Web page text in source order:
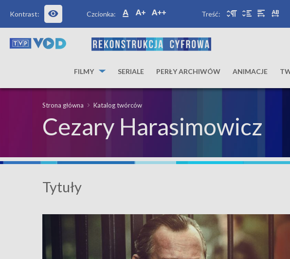
Kontrast: Czcionka: Treść:
FILMY SERIALE PERŁY ARCHIWÓW ANIMACJE
Strona główna Katalog twórców
Cezary Harasimowicz
Tytuły